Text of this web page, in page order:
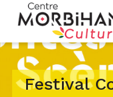
contenu
Festival
Panneau de gestion des